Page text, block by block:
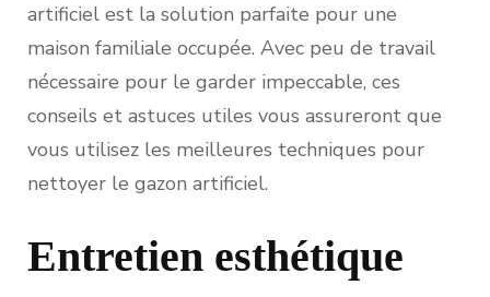
artificiel est la solution parfaite pour une
maison familiale occupée. Avec peu de travail
nécessaire pour le garder impeccable, ces
conseils et astuces utiles vous assureront que
vous utilisez les meilleures techniques pour
nettoyer le gazon artificiel.
Entretien esthétique